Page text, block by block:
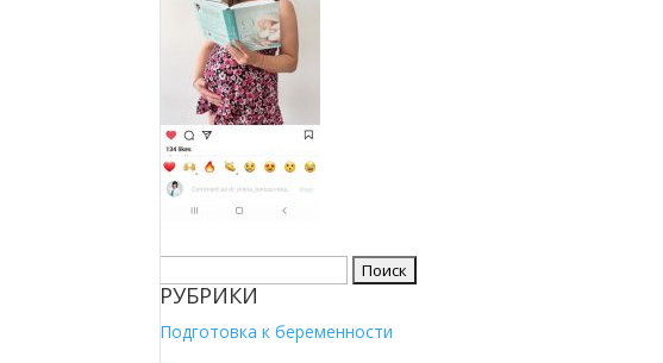
РУБРИКИ
Подготовка к беременности